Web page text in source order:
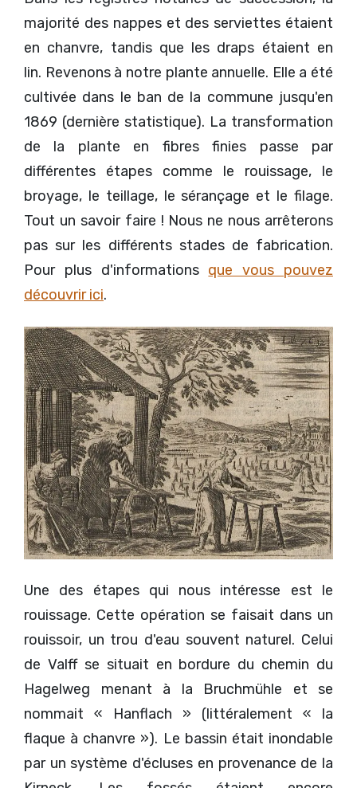
majorité des nappes et des serviettes étaient
en chanvre, tandis que les draps étaient en
lin. Revenons à notre plante annuelle. Elle a été
cultivée dans le ban de la commune jusqu'en
1869 (dernière statistique). La transformation
de la plante en fibres finies passe par
différentes étapes comme le rouissage, le
broyage, le teillage, le sérançage et le filage.
Tout un savoir faire ! Nous ne nous arrêterons
pas sur les différents stades de fabrication.
Pour plus d'informations que vous pouvez
découvrir ici.
Une des étapes qui nous intéresse est le
rouissage. Cette opération se faisait dans un
rouissoir, un trou d'eau souvent naturel. Celui
de Valff se situait en bordure du chemin du
Hagelweg menant à la Bruchmühle et se
nommait « Hanflach » (littéralement « la
flaque à chanvre »). Le bassin était inondable
par un système d'écluses en provenance de la